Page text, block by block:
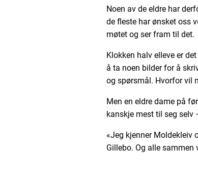
Noen av de eldre har
de fleste har ønsket oss
møtet og ser fram til det.
Klokken halv elleve er
å ta noen bilder for å
og spørsmål. Hvorfor vil
Men en eldre dame på
kanskje mest til seg selv
«Jeg kjenner Moldekleiv
Gillebo. Og alle sammen